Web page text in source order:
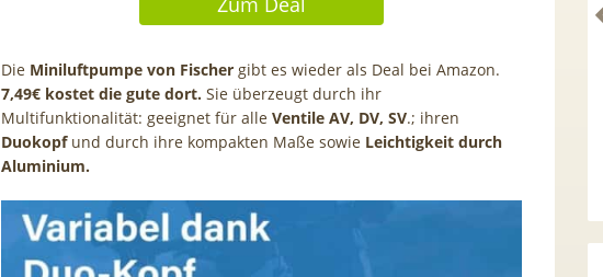
Die Miniluftpumpe von Fischer gibt es wieder als Deal bei Amazon.
7,49€ kostet die gute dort. Sie überzeugt durch ihr
Multifunktionalität: geeignet für alle Ventile AV, DV, SV.; ihren
Duokopfund durch ihre kompakten Maße sowie Leichtigkeit durch
Aluminium.TCL tragbares 3-in-1
Luftentfeuchten | 9.000 BTU |
App- & Smart-Home-
19€ + 20GB Vodafone 5G